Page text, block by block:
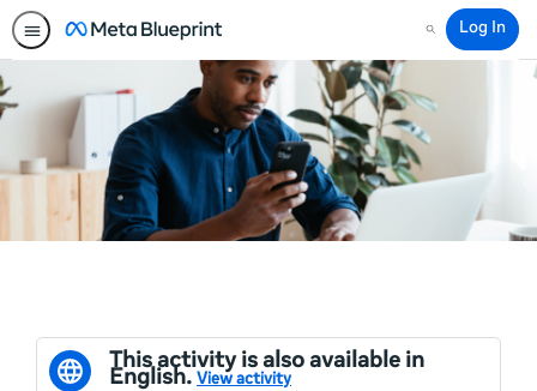
Search
Log In
This activity is also available in
English. View activity